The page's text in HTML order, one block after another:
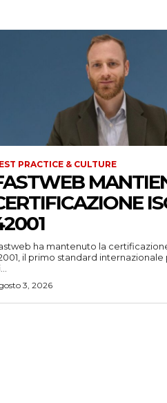
PRACTICE & CULTURE
ha mantenuto la
il primo standard internazionale
3, 2026